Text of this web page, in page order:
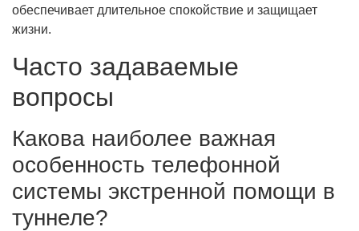
обеспечивает длительное спокойствие и защищает
жизни.
Часто задаваемые
вопросы
Какова наиболее важная
особенность телефонной
системы экстренной помощи в
туннеле?